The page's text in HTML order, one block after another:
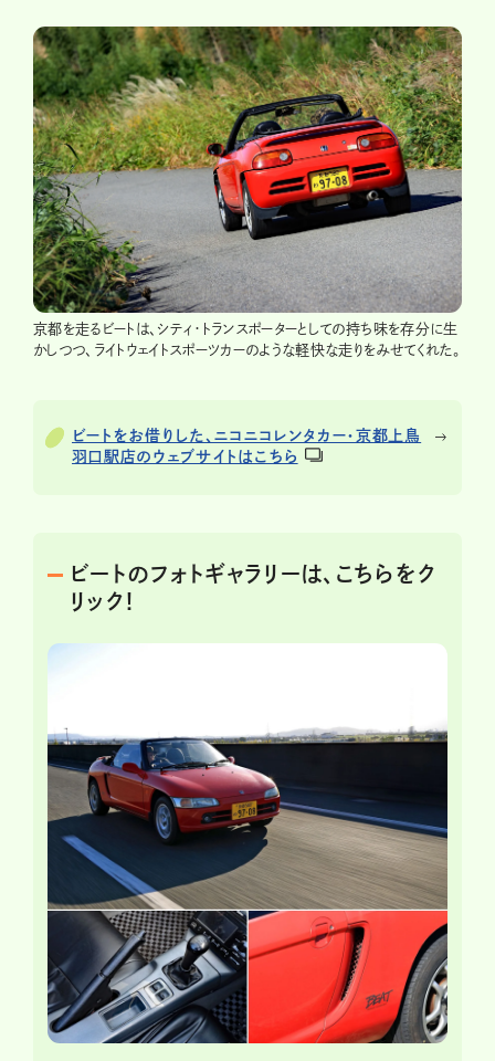
京都を走るビートは、シティ・トランスポーターとしての持ち味を存分に生
かしつつ、ライトウェイトスポーツカーのような軽快な走りをみせてくれた。
ビートをお借りした、ニコニコレンタカー・京都上鳥
羽口駅店のウェブサイトはこちら
ビートのフォトギャラリーは、こちらをク
リック！